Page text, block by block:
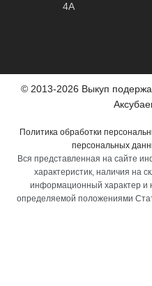
4А
© 2013-2026 Выкуп
Политика обработки
персональных
Вся представленная на сайте
характеристик, наличия на
информационный характер и
определяемой положениями